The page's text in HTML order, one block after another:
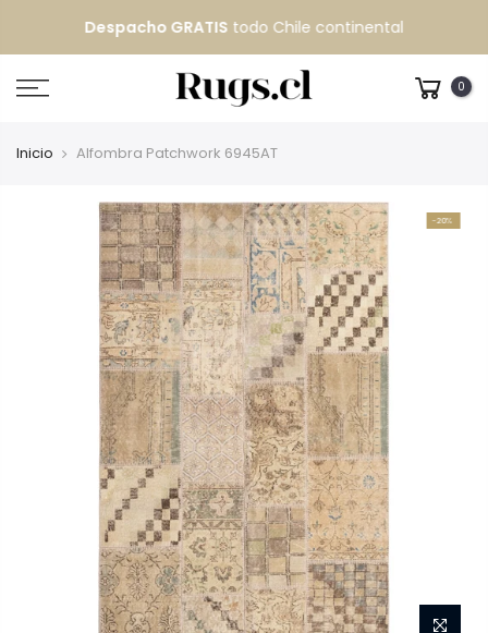
Despacho GRATIS todo Chile continental
0
Inicio Alfombra Patchwork 6945AT
-20%